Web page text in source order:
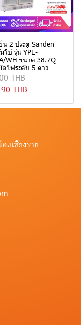
น 2 ประตู Sanden
โบ้ รุ่น YPE-
WH ขนาด 38.7Q
ดไฟระดับ 5 ดาว
THB
THB
งเชียงราย